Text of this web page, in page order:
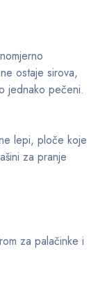
ostaje sirova,
jednako pečeni.
lepi, ploče koje
za pranje
za palačinke i